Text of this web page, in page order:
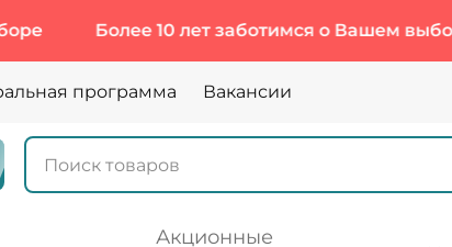
Более 10 лет заботимся о Вашем выборе
программа Вакансии
Акционные